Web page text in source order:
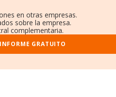
en otras empresas.
sobre la empresa.
complementaria.
GRATUITO